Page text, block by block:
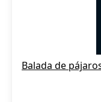
Balada de